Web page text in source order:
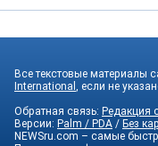
Все текстовые материалы
International
, если не
Обратная связь: Редакция
Версии: Palm / PDA / Без
NEWSru.com – самые